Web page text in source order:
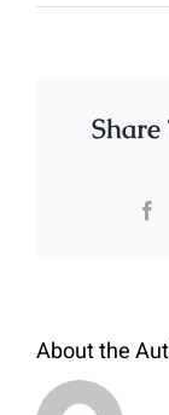
Share
About the